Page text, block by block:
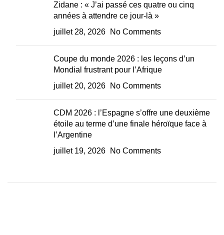
Zidane : « J’ai passé ces quatre ou cinq
années à attendre ce jour-là »
juillet 28, 2026
No Comments
Coupe du monde 2026 : les leçons d’un
Mondial frustrant pour l’Afrique
juillet 20, 2026
No Comments
CDM 2026 : l’Espagne s’offre une deuxième
étoile au terme d’une finale héroïque face à
l’Argentine
juillet 19, 2026
No Comments